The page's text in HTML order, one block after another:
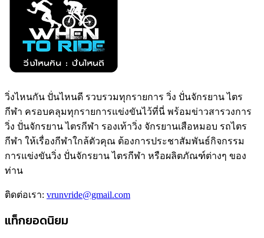
วิ่งไหนกัน ปั่นไหนดี รวบรวมทุกรายการ วิ่ง ปั่นจักรยาน ไตร
กีฬา ครอบคลุมทุกรายการแข่งขันไว้ที่นี่ พร้อมข่าวสารวงการ
วิ่ง ปั่นจักรยาน ไตรกีฬา รองเท้าวิ่ง จักรยานเสือหมอบ รถไตร
กีฬา ให้เรื่องกีฬาใกล้ตัวคุณ ต้องการประชาสัมพันธ์กิจกรรม
การแข่งขันวิ่ง ปั่นจักรยาน ไตรกีฬา หรือผลิตภัณฑ์ต่างๆ ของ
ท่าน
ติดต่อเรา: vrunvride@gmail.com
แท็กยอดนิยม